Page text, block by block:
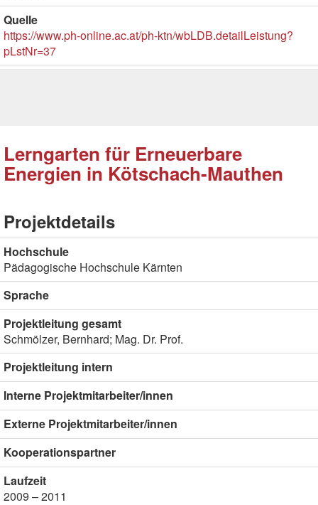
Quelle
https://www.ph-online.ac.at/ph-ktn/wbLDB.detailLeistung?
pLstNr=37
Lerngarten für Erneuerbare
Energien in Kötschach-Mauthen
Projektdetails
Hochschule
Pädagogische Hochschule Kärnten
Sprache
Projektleitung gesamt
Schmölzer, Bernhard; Mag. Dr. Prof.
Projektleitung intern
Interne Projektmitarbeiter/innen
Externe Projektmitarbeiter/innen
Kooperationspartner
Laufzeit
2009 – 2011